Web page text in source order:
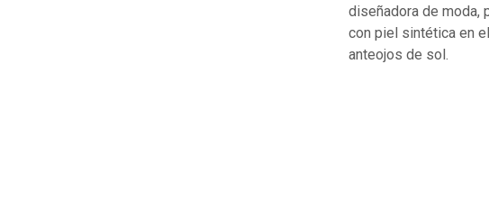
diseñadora de moda,
con piel sintética en
anteojos de sol.